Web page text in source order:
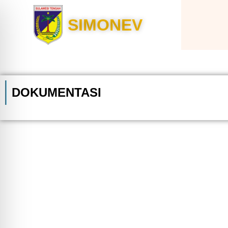
SIMONEV
DOKUMENTASI